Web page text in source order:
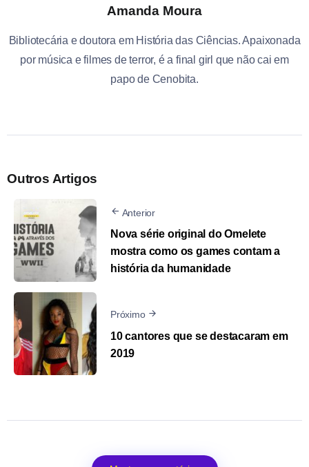
Amanda Moura
Bibliotecária e doutora em História das Ciências. Apaixonada
por música e filmes de terror, é a final girl que não cai em
papo de Cenobita.
Outros Artigos
Anterior
Nova série original do Omelete
mostra como os games contam a
história da humanidade
Próximo
10 cantores que se destacaram em
2019